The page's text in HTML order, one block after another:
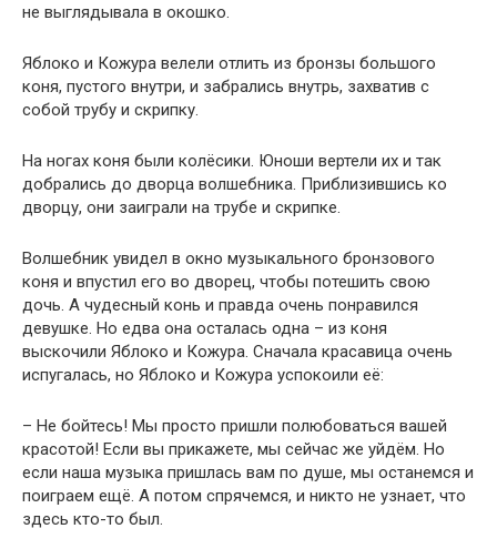
не выглядывала в окошко.
Яблоко и Кожура велели отлить из бронзы большого
коня, пустого внутри, и забрались внутрь, захватив с
собой трубу и скрипку.
На ногах коня были колёсики. Юноши вертели их и так
добрались до дворца волшебника. Приблизившись ко
дворцу, они заиграли на трубе и скрипке.
Волшебник увидел в окно музыкального бронзового
коня и впустил его во дворец, чтобы потешить свою
дочь. А чудесный конь и правда очень понравился
девушке. Но едва она осталась одна – из коня
выскочили Яблоко и Кожура. Сначала красавица очень
испугалась, но Яблоко и Кожура успокоили её:
– Не бойтесь! Мы просто пришли полюбоваться вашей
красотой! Если вы прикажете, мы сейчас же уйдём. Но
если наша музыка пришлась вам по душе, мы останемся и
поиграем ещё. А потом спрячемся, и никто не узнает, что
здесь кто-то был.